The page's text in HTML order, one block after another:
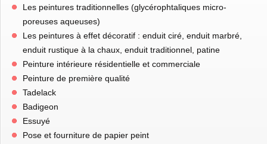
Les peintures traditionnelles (glycérophtaliques micro-
poreuses aqueuses)
Les peintures à effet décoratif : enduit ciré, enduit marbré,
enduit rustique à la chaux, enduit traditionnel, patine
Peinture intérieure résidentielle et commerciale
Peinture de première qualité
Tadelack
Badigeon
Essuyé
Pose et fourniture de papier peint